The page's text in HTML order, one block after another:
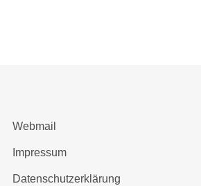
Webmail
Impressum
Datenschutzerklärung